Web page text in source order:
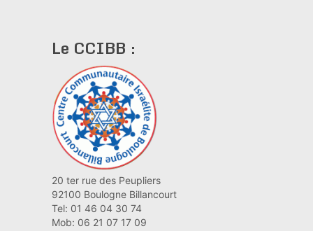
Le CCIBB :
20 ter rue des Peupliers
92100 Boulogne Billancourt
Tel: 01 46 04 30 74
Mob: 06 21 07 17 09